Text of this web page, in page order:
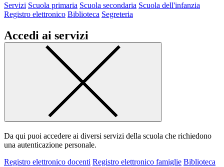
Servizi Scuola primaria Scuola secondaria Scuola dell'infanzia
Registro elettronico Biblioteca Segreteria
Accedi ai servizi
Da qui puoi accedere ai diversi servizi della scuola che richiedono
una autenticazione personale.
Registro elettronico docenti Registro elettronico famiglie Biblioteca